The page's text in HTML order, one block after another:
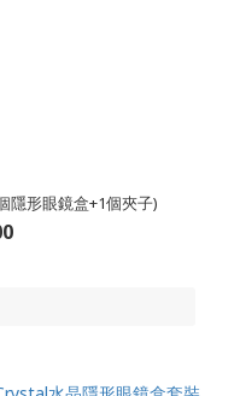
隱形眼鏡盒+1個夾子)